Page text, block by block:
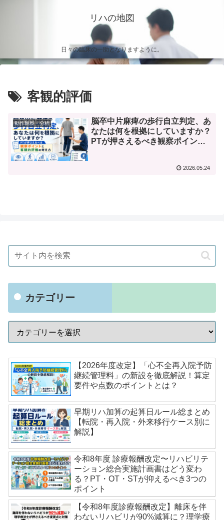
リハの地図
日々の臨床の一助となりますように。
客観的評価
動作観察・分析
脳卒中片麻痺の歩行自立判定、あ
なたは何を根拠にしていますか？
PTが押さえるべき観察ポイント
2026.05.24
カテゴリー
【2026年度改定】「心不全再入院予防
継続管理料」の新設を徹底解説！算定
要件や点数のポイントとは？
早期リハ加算の起算日ルール総まとめ
【転院・再入院・外来移行ケース別に
解説】
令和8年度 診療報酬改定〜リハビリテ
ーション総合実施計画書はどう変わ
る？PT・OT・STが抑えるべき3つの
ポイント
【令和8年度診療報酬改定】離床を伴
わないリハビリが90%減算に？理学療